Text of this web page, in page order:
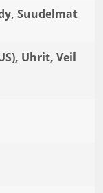
Suudelmat
Uhrit, Veil